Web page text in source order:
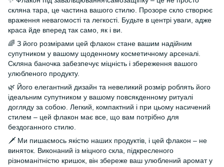
скляна тара, це частина вашого стилю. Прозоре скло створює
враження невагомості та легкості. Будьте в центрі уваги, адже
краса йде вперед так само, як і ви.
🌈 З його розмірами цей флакон стане вашим надійним
супутником у вашому щоденному косметичному арсеналі.
Скляна баночка забезпечує міцність і збереження вашого
улюбленого продукту.
🌿 Його елегантний дизайн та невеликий розмір роблять його
ідеальним супутником у вашому повсякденному ритуалі
догляду за собою. Легкий, компактний і при цьому насичений
стилем – цей флакон має все, що вам потрібно для
бездоганного стилю.
🗡️ Ми пишаємось якістю наших продуктів, і цей флакон – не
виняток. Виконаний із міцного скла, підкресленого
різноманітністю кришок, він збереже ваш улюблений аромат у